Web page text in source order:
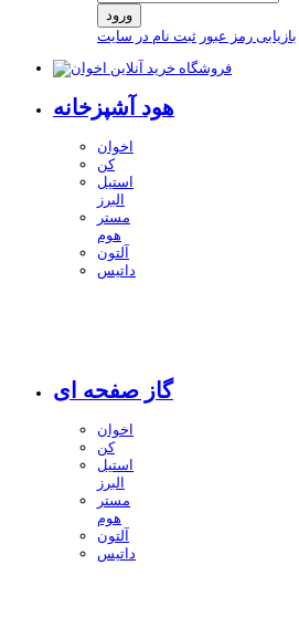
ورود
بازیابی رمز عبور ثبت نام در سایت
هود آشپزخانه
اخوان
کن
استیل
البرز
مستر
هوم
آلتون
داتیس
گاز صفحه ای
اخوان
کن
استیل
البرز
مستر
هوم
آلتون
داتیس